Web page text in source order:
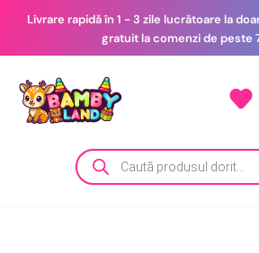
Livrare rapidă în 1 - 3 zile lucrătoare la
gratuit la comenzi de peste